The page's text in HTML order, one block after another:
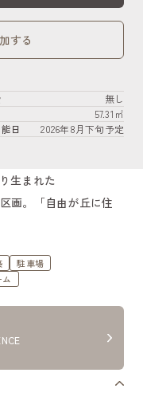
する
無し
57.31㎡
日 2026年8月下旬予定
生まれた
画。「自由が丘に住
駐車場